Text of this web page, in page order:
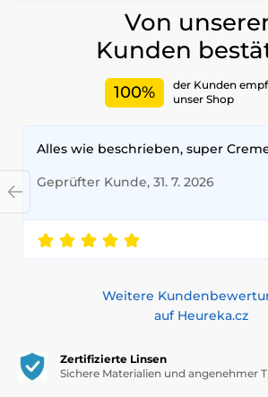
Von
Kunden
100%
der Kunden
unser Shop
Alles wie beschrieben, super
Geprüfter Kunde, 31. 7. 2026
Weitere
auf Heureka.cz
Zertifizierte Linsen
Sichere Materialien und angenehmer